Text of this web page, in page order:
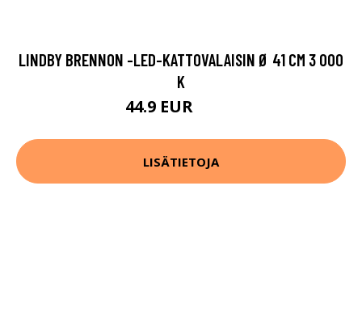
LINDBY BRENNON -LED-KATTOVALAISIN Ø 41 CM 3 000
K
44.9 EUR
LISÄTIETOJA